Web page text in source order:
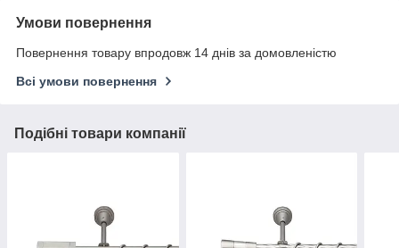
Умови повернення
Повернення товару впродовж 14 днів за домовленістю
Всі умови повернення
Подібні товари компанії